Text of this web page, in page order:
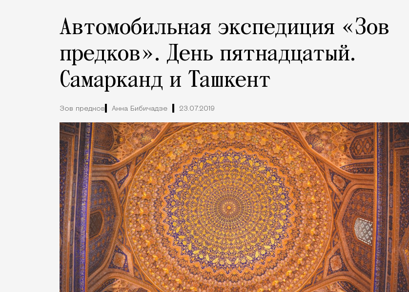
Автомобильная экспедиция «Зов
предков». День пятнадцатый.
Самарканд и Ташкент
Зов предков Анна Бибичадзе 23.07.2019